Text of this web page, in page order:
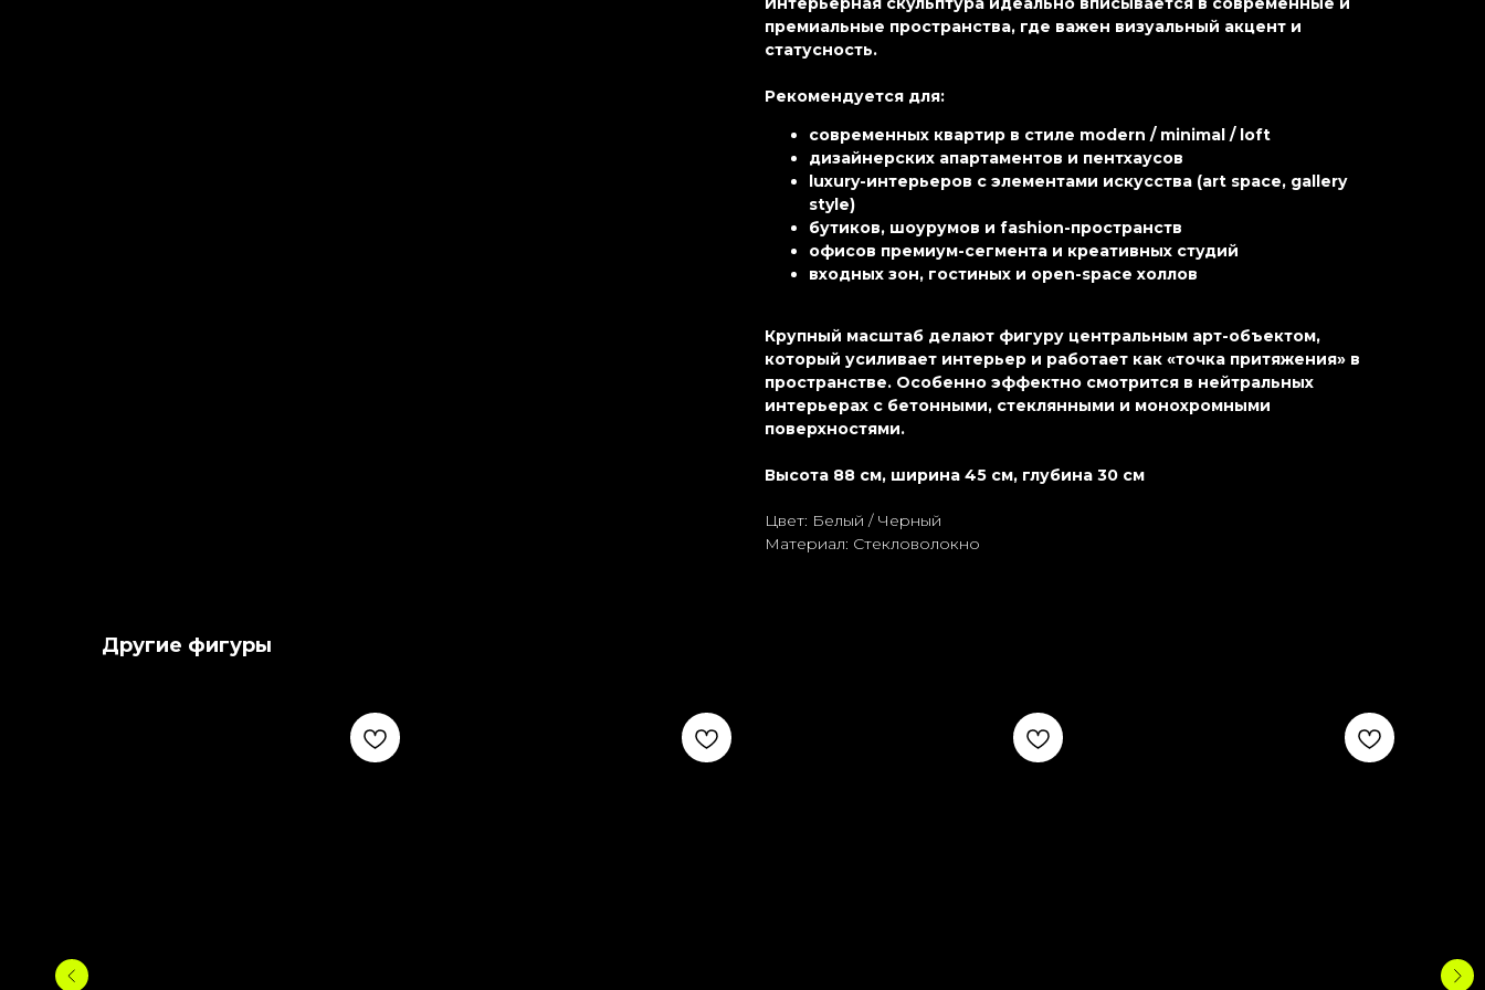
премиальные пространства, где важен визуальный акцент и
статусность.
Рекомендуется для:
современных квартир в стиле modern / minimal / loft
дизайнерских апартаментов и пентхаусов
luxury-интерьеров с элементами искусства (art space, gallery
style)
бутиков, шоурумов и fashion-пространств
офисов премиум-сегмента и креативных студий
входных зон, гостиных и open-space холлов
Крупный масштаб делают фигуру центральным арт-объектом,
который усиливает интерьер и работает как «точка притяжения» в
пространстве. Особенно эффектно смотрится в нейтральных
интерьерах с бетонными, стеклянными и монохромными
поверхностями.
Высота 88 см, ширина 45 см, глубина 30 см
Цвет: Белый / Черный
Материал: Стекловолокно
Другие фигуры